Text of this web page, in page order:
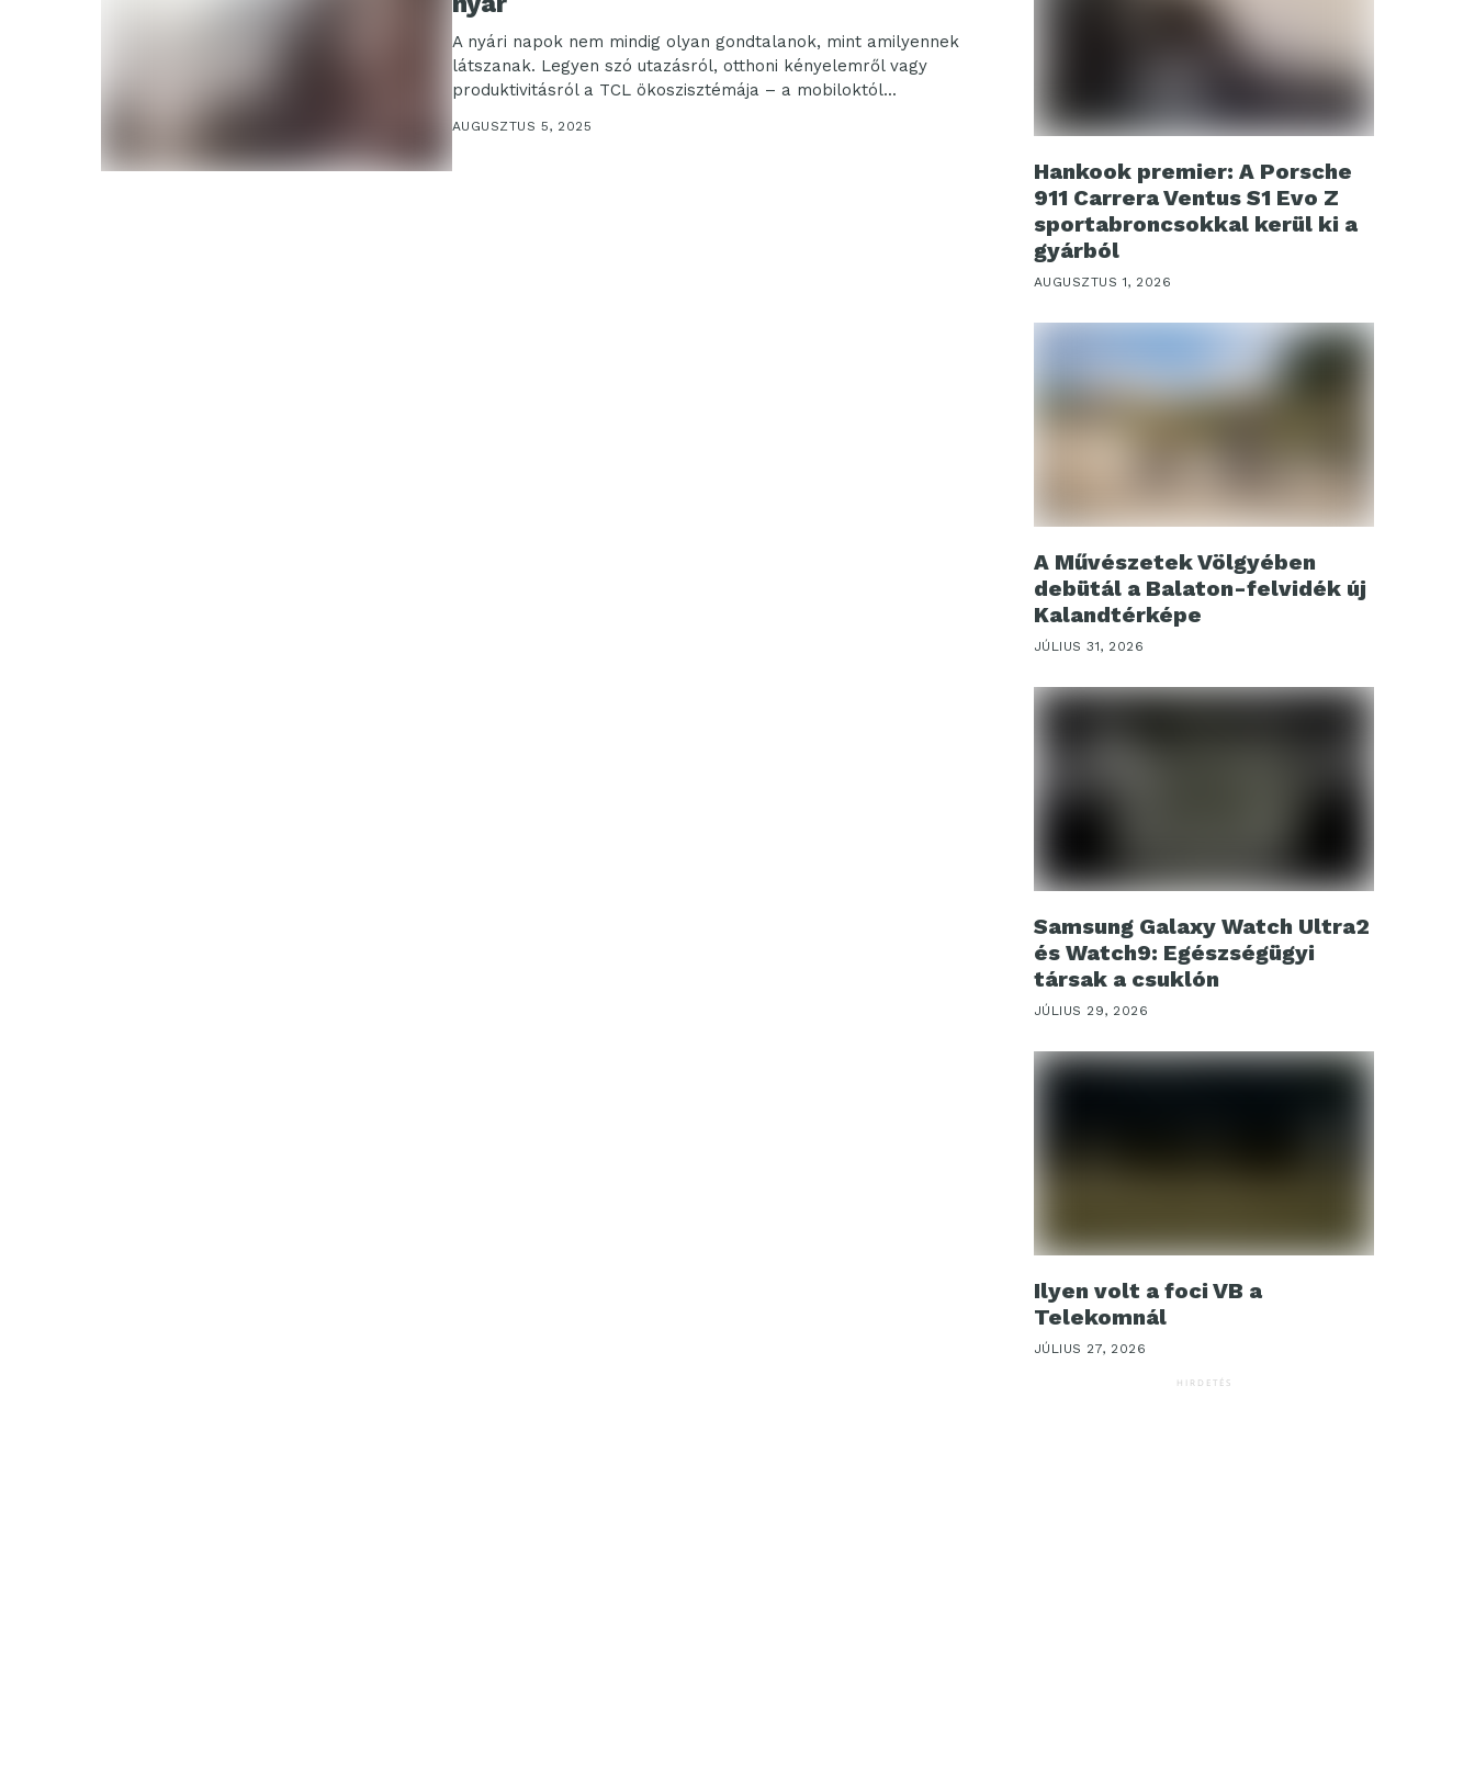
A nyári napok nem mindig olyan gondtalanok, mint amilyennek
látszanak. Legyen szó utazásról, otthoni kényelemről vagy
produktivitásról a TCL ökoszisztémája – a mobiloktól...
AUGUSZTUS 5, 2025
Hankook premier: A Porsche
911 Carrera Ventus S1 Evo Z
sportabroncsokkal kerül ki a
gyárból
AUGUSZTUS 1, 2026
A Művészetek Völgyében
debütál a Balaton-felvidék új
Kalandtérképe
JÚLIUS 31, 2026
Samsung Galaxy Watch Ultra2
és Watch9: Egészségügyi
társak a csuklón
JÚLIUS 29, 2026
Ilyen volt a foci VB a
Telekomnál
JÚLIUS 27, 2026
HIRDETÉS